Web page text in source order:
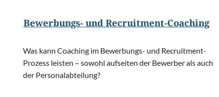
Bewerbungs- und Recruitment-Coaching
Was kann Coaching im Bewerbungs- und Recruitment-
Prozess leisten – sowohl aufseiten der Bewerber als auch
der Personalabteilung?